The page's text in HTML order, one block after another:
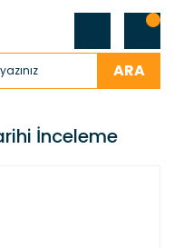
ARA
İnceleme